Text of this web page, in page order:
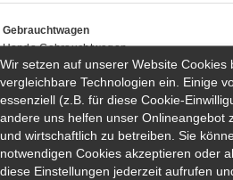
Gebrauchtwagen
Honda Gebrauchtwagen
Honda Vorführwagen
Gesamtbestand
HONDA HR-V E:HEV HONDA ZR-V
Wir setzen auf unserer Website Cookies
vergleichbare Technologien ein. Einige
essenziell (z.B. für diese Cookie-
andere uns helfen unser Onlineangebot
und wirtschaftlich zu betreiben. Sie
notwendigen Cookies akzeptieren oder
diese Einstellungen jederzeit aufrufen